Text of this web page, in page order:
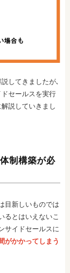
してきましたが､
セールスを実行
説していきまし
制構築が必
目新しいものでは
るとはいえないこ
サイドセールスに
がかかってしまう